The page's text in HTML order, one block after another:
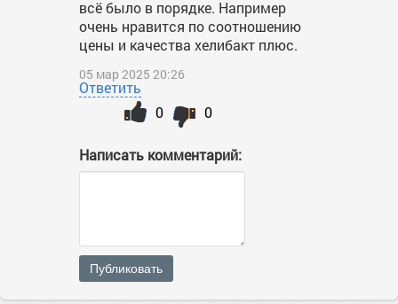
всё было в порядке. Например
очень нравится по соотношению
цены и качества хелибакт плюс.
05 мар 2025 20:26
Ответить
0
0
Написать комментарий:
Публиковать